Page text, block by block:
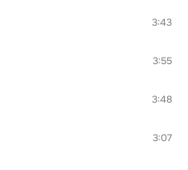
3:43
3:55
3:48
3:07